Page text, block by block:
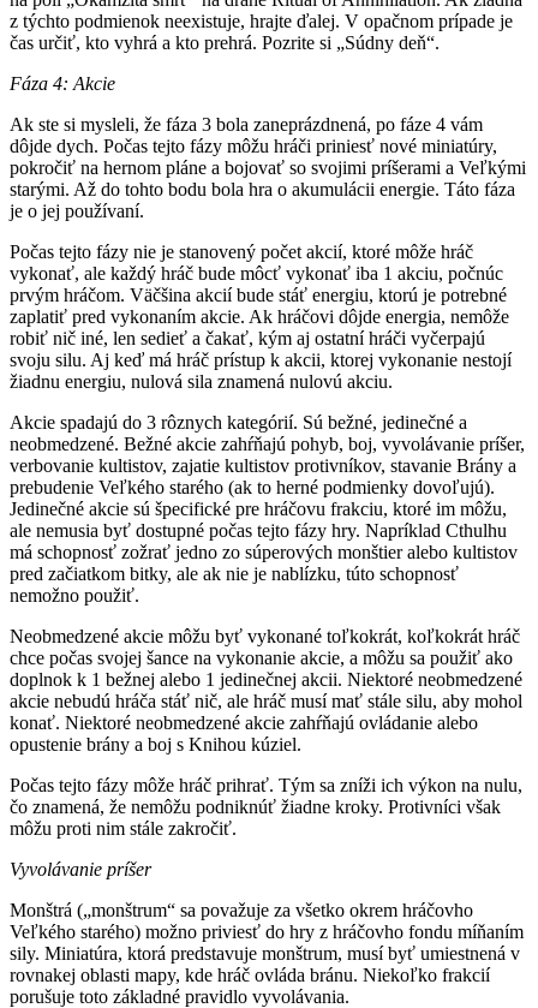
z týchto podmienok neexistuje, hrajte ďalej. V opačnom prípade je
čas určiť, kto vyhrá a kto prehrá. Pozrite si „Súdny deň“.
Fáza 4: Akcie
Ak ste si mysleli, že fáza 3 bola zaneprázdnená, po fáze 4 vám
dôjde dych. Počas tejto fázy môžu hráči priniesť nové miniatúry,
pokročiť na hernom pláne a bojovať so svojimi príšerami a Veľkými
starými. Až do tohto bodu bola hra o akumulácii energie. Táto fáza
je o jej používaní.
Počas tejto fázy nie je stanovený počet akcií, ktoré môže hráč
vykonať, ale každý hráč bude môcť vykonať iba 1 akciu, počnúc
prvým hráčom. Väčšina akcií bude stáť energiu, ktorú je potrebné
zaplatiť pred vykonaním akcie. Ak hráčovi dôjde energia, nemôže
robiť nič iné, len sedieť a čakať, kým aj ostatní hráči vyčerpajú
svoju silu. Aj keď má hráč prístup k akcii, ktorej vykonanie nestojí
žiadnu energiu, nulová sila znamená nulovú akciu.
Akcie spadajú do 3 rôznych kategórií. Sú bežné, jedinečné a
neobmedzené. Bežné akcie zahŕňajú pohyb, boj, vyvolávanie príšer,
verbovanie kultistov, zajatie kultistov protivníkov, stavanie Brány a
prebudenie Veľkého starého (ak to herné podmienky dovoľujú).
Jedinečné akcie sú špecifické pre hráčovu frakciu, ktoré im môžu,
ale nemusia byť dostupné počas tejto fázy hry. Napríklad Cthulhu
má schopnosť zožrať jedno zo súperových monštier alebo kultistov
pred začiatkom bitky, ale ak nie je nablízku, túto schopnosť
nemožno použiť.
Neobmedzené akcie môžu byť vykonané toľkokrát, koľkokrát hráč
chce počas svojej šance na vykonanie akcie, a môžu sa použiť ako
doplnok k 1 bežnej alebo 1 jedinečnej akcii. Niektoré neobmedzené
akcie nebudú hráča stáť nič, ale hráč musí mať stále silu, aby mohol
konať. Niektoré neobmedzené akcie zahŕňajú ovládanie alebo
opustenie brány a boj s Knihou kúziel.
Počas tejto fázy môže hráč prihrať. Tým sa zníži ich výkon na nulu,
čo znamená, že nemôžu podniknúť žiadne kroky. Protivníci však
môžu proti nim stále zakročiť.
Vyvolávanie príšer
Monštrá („monštrum“ sa považuje za všetko okrem hráčovho
Veľkého starého) možno priviesť do hry z hráčovho fondu míňaním
sily. Miniatúra, ktorá predstavuje monštrum, musí byť umiestnená v
rovnakej oblasti mapy, kde hráč ovláda bránu. Niekoľko frakcií
porušuje toto základné pravidlo vyvolávania.